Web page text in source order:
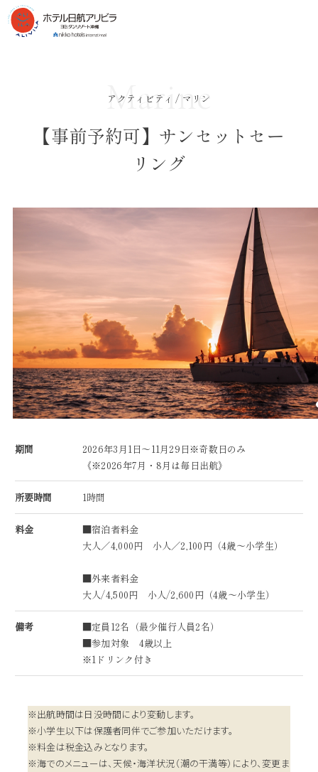
Marine
アクティビティ / マリン
【事前予約可】サンセットセー
リング
期間
2026年3月1日～11月29日※奇数日のみ
《※2026年7月・8月は毎日出航》
所要時間 1時間
料金
■宿泊者料金
大人／4,000円 小人／2,100円（4歳～小学生）
■外来者料金
大人/4,500円 小人/2,600円（4歳～小学生）
備考
■定員12名（最少催行人員2名）
■参加対象 4歳以上
※1ドリンク付き
※出航時間は日没時間により変動します。
※小学生以下は保護者同伴でご参加いただけます。
※料金は税金込みとなります。
※海でのメニューは、天候・海洋状況（潮の干満等）により、変更ま